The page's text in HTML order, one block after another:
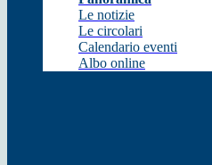
Le notizie
Le circolari
Calendario eventi
Albo online